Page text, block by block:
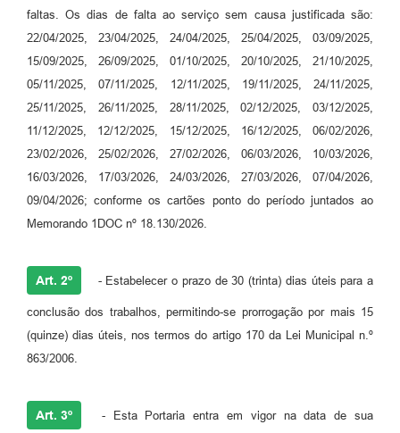
faltas. Os dias de falta ao serviço sem causa justificada são:
22/04/2025, 23/04/2025, 24/04/2025, 25/04/2025, 03/09/2025,
15/09/2025, 26/09/2025, 01/10/2025, 20/10/2025, 21/10/2025,
05/11/2025, 07/11/2025, 12/11/2025, 19/11/2025, 24/11/2025,
25/11/2025, 26/11/2025, 28/11/2025, 02/12/2025, 03/12/2025,
11/12/2025, 12/12/2025, 15/12/2025, 16/12/2025, 06/02/2026,
23/02/2026, 25/02/2026, 27/02/2026, 06/03/2026, 10/03/2026,
16/03/2026, 17/03/2026, 24/03/2026, 27/03/2026, 07/04/2026,
09/04/2026; conforme os cartões ponto do período juntados ao
Memorando 1DOC nº 18.130/2026.
Art. 2º - Estabelecer o prazo de 30 (trinta) dias úteis para a
conclusão dos trabalhos, permitindo-se prorrogação por mais 15
(quinze) dias úteis, nos termos do artigo 170 da Lei Municipal n.º
863/2006.
Art. 3º - Esta Portaria entra em vigor na data de sua